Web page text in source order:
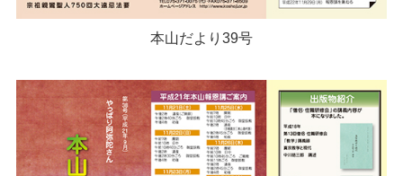
本山だより39号